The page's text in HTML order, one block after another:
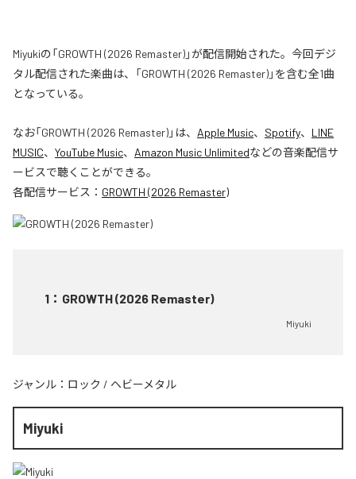
Miyukiの「GROWTH (2026 Remaster)」が配信開始された。今回デジ
タル配信された楽曲は、「GROWTH (2026 Remaster)」を含む全1曲
となっている。
なお「GROWTH (2026 Remaster)」は、 Apple Music、 Spotify、 LINE
MUSIC、 YouTube Music、 Amazon Music Unlimitedなどの音楽配信サ
ービスで聴くことができる。
各配信サービス： GROWTH (2026 Remaster)
1 ： GROWTH (2026 Remaster)
Miyuki
ジャンル： ロック / ヘビーメタル
Miyuki